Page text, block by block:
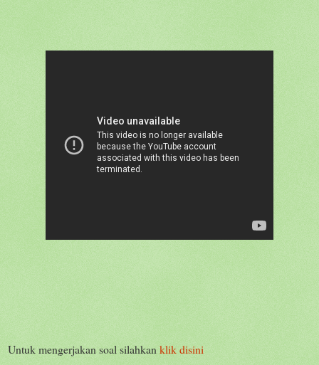
Untuk mengerjakan soal silahkanklik disini